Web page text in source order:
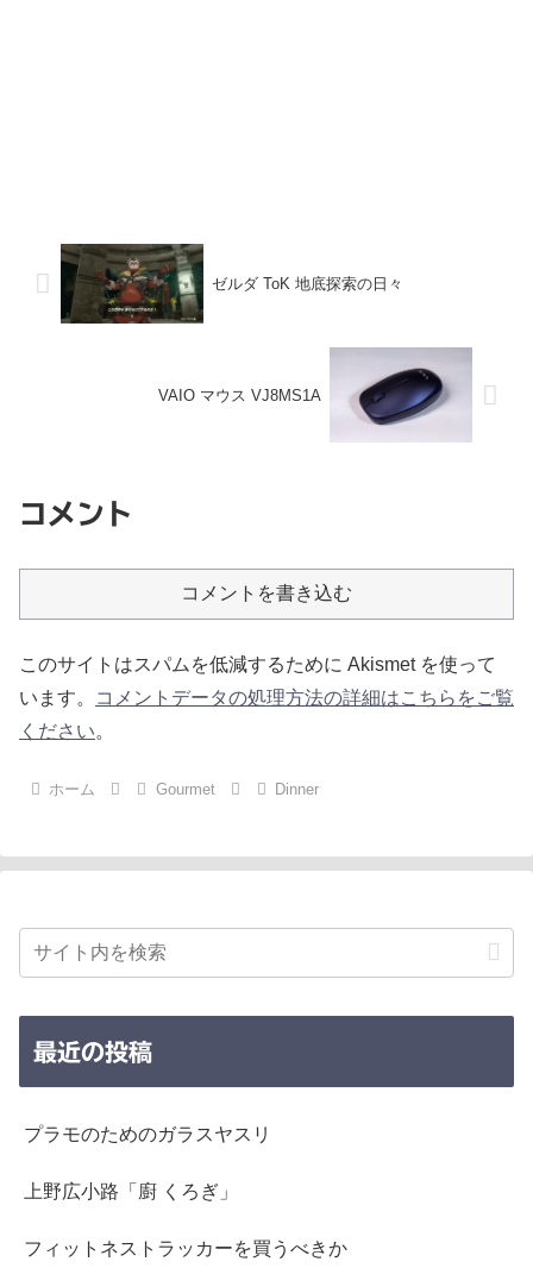
ゼルダ ToK 地底探索の日々
VAIO マウス VJ8MS1A
コメント
コメントを書き込む
このサイトはスパムを低減するために Akismet を使って
います。
コメントデータの処理方法の詳細はこちらをご覧
ください。
ホーム Gourmet Dinner
最近の投稿
プラモのためのガラスヤスリ
上野広小路「廚 くろぎ」
フィットネストラッカーを買うべきか